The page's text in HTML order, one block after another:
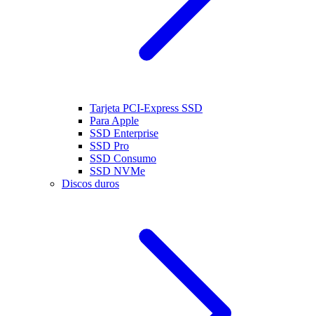
Tarjeta PCI-Express SSD
Para Apple
SSD Enterprise
SSD Pro
SSD Consumo
SSD NVMe
Discos duros